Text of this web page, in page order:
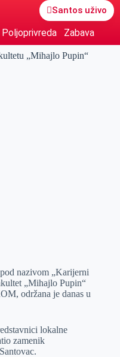
Santos uživo
Poljoprivreda Zabava
„Mihajlo Pupin“
nazivom „Karijerni
„Mihajlo Pupin“
održana je danas u
lokalne
zamenik